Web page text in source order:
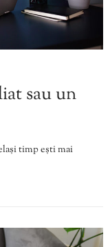
sau un
timp ești mai